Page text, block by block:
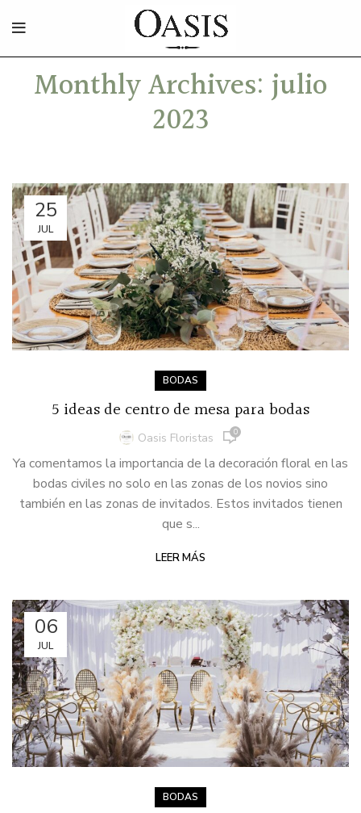
Monthly Archives: julio
2023
25
JUL
BODAS
5 ideas de centro de mesa para bodas
Oasis Floristas 0
Ya comentamos la importancia de la decoración floral en las
bodas civiles no solo en las zonas de los novios sino
también en las zonas de invitados. Estos invitados tienen
que s...
LEER MÁS
06
JUL
BODAS